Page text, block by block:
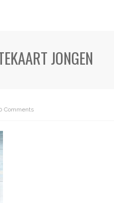
JONGEN
Comments